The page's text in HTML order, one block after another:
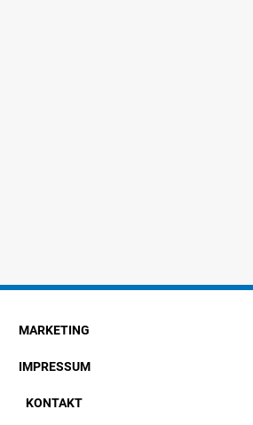
MARKETING
IMPRESSUM
KONTAKT